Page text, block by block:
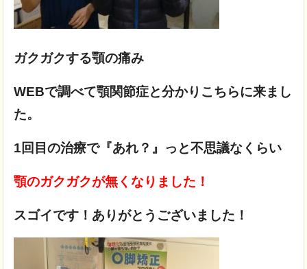
ガクガクする顎の痛み
WEBで調べて顎関節症と分かりこちらに来まし
た。
1回目の治療で『あれ？』っと不思議なくらい
顎のガクガクが無くなりました！
スゴイです！ありがとうございました！